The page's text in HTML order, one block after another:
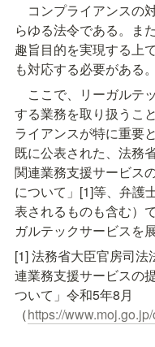
コンプライアンスの
らゆる法令である。ま
趣旨目的を実現する上
も対応する必要がある。
ここで、リーガルテ
する業務を取り扱うこ
ライアンスが特に重要
既に公表された、法務
関連業務支援サービス
について」[1]等、弁護
表されるものも含む）
ガルテックサービスを
[1] 法務省大臣官房司
連業務支援サービスの
ついて」令和5年8月
（https://